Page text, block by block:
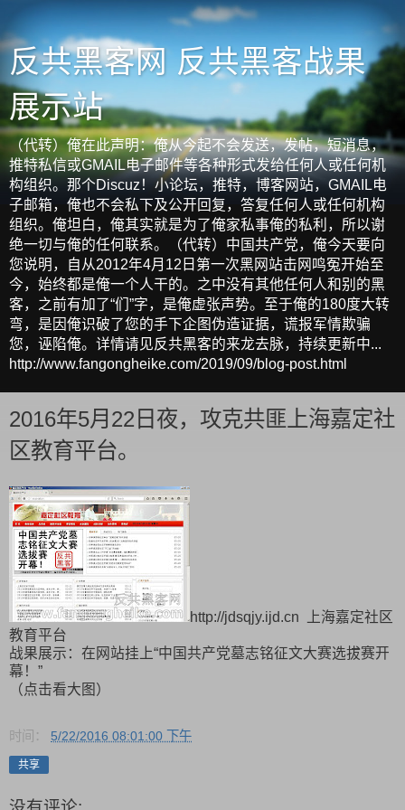
反共黑客网 反共黑客战果
展示站
（代转）俺在此声明：俺从今起不会发送，发帖，短消息，
推特私信或GMAIL电子邮件等各种形式发给任何人或任何机
构组织。那个Discuz！小论坛，推特，博客网站，GMAIL电
子邮箱，俺也不会私下及公开回复，答复任何人或任何机构
组织。俺坦白，俺其实就是为了俺家私事俺的私利，所以谢
绝一切与俺的任何联系。（代转）中国共产党，俺今天要向
您说明，自从2012年4月12日第一次黑网站击网鸣冤开始至
今，始终都是俺一个人干的。之中没有其他任何人和别的黑
客，之前有加了“们”字，是俺虚张声势。至于俺的180度大转
弯，是因俺识破了您的手下企图伪造证据，谎报军情欺骗
您，诬陷俺。详情请见反共黑客的来龙去脉，持续更新中...
http://www.fangongheike.com/2019/09/blog-post.html
2016年5月22日夜，攻克共匪上海嘉定社
区教育平台。
http://jdsqjy.ijd.cn 上海嘉定社区
教育平台
战果展示：在网站挂上“中国共产党墓志铭征文大赛选拔赛开
幕！”
（点击看大图）
时间： 5/22/2016 08:01:00 下午
共享